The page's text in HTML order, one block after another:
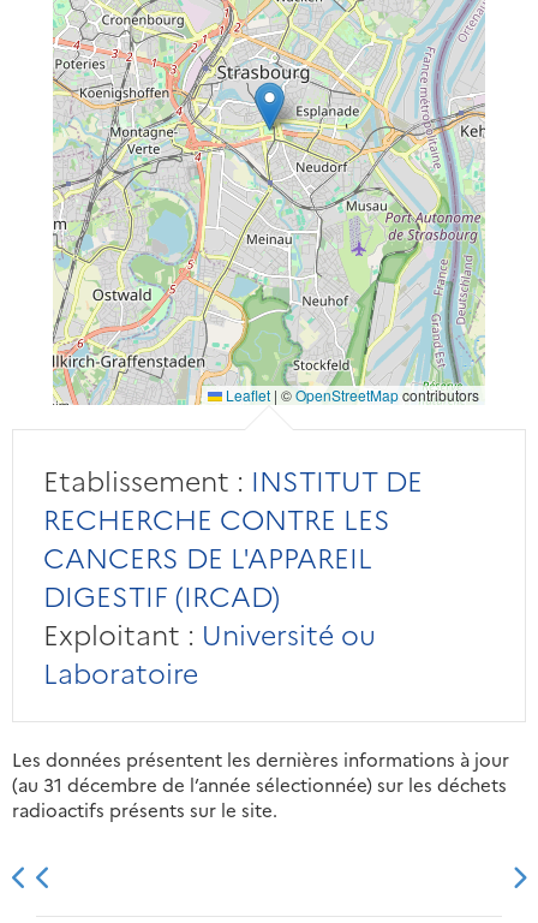
Leaflet | ©OpenStreetMapcontributors
Etablissement : INSTITUT DE
RECHERCHE CONTRE LES
CANCERS DE L'APPAREIL
DIGESTIF (IRCAD)
Exploitant : Université ou
Laboratoire
Les données présentent les dernières informations à jour
(au 31 décembre de l’année sélectionnée) sur les déchets
radioactifs présents sur le site.